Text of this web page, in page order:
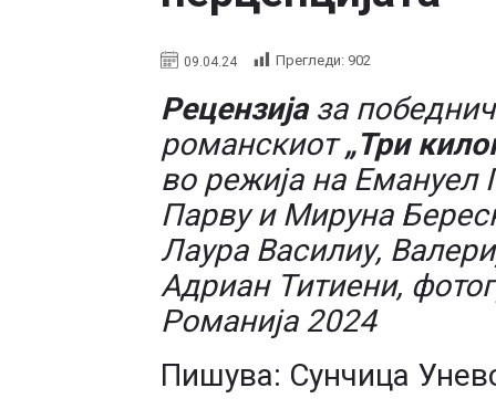
09.04.24 Прегледи: 902
Рецензијаза
романскиот„Три
во режија на Емануел
Парву и Мируна
Лаура Василиу,
Адриан Титиени,
Романија 2024
Пишува: Сунчица